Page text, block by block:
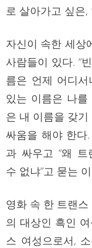
로 살아가고 싶은
자신이 속한 세상
사람들이 있다. “
름은 언제 어디
있는 이름은 나를
은 내 이름을 갖
싸움을 해야 한다
과 싸우고 “왜 트
수 없냐”고 묻는
영화 속 한 트랜
의 대상인 흑인
스 여성으로서,